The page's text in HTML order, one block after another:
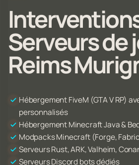
Serveurs de
Reims
Hébergement FiveM (GTA V RP)
personnalisés
Hébergement Minecraft Java &
Modpacks Minecraft (Forge,
Serveurs Rust, ARK, Valheim,
Serveurs Discord bots dédiés